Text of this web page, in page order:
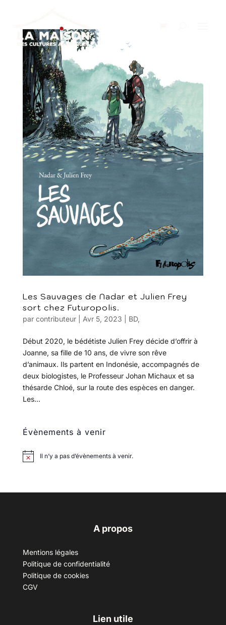
Les Sauvages de Nadar et Julien Frey
sort chez Futuropolis.
par contributeur| Avr 5, 2023 BD,
Début 2020, le bédétiste Julien Frey décide d’offrir à
Joanne, sa fille de 10 ans, de vivre son rêve
d’animaux. Ils partent en Indonésie, accompagnés de
deux biologistes, le Professeur Johan Michaux et sa
thésarde Chloé, sur la route des espèces en danger.
Les...
Évènements à venir
Il n’y a pas d’évènements à venir.
A propos
Mentions légales
Politique de confidentialité
Politique de cookies
CGV
Lien utile